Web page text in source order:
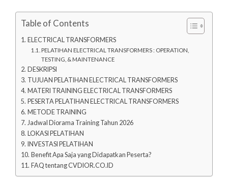
Table of Contents
ELECTRICAL TRANSFORMERS
PELATIHAN ELECTRICAL TRANSFORMERS : OPERATION,
TESTING, & MAINTENANCE
DESKRIPSI
TUJUAN PELATIHAN ELECTRICAL TRANSFORMERS
MATERI TRAINING ELECTRICAL TRANSFORMERS
PESERTA PELATIHAN ELECTRICAL TRANSFORMERS
METODE TRAINING
Jadwal Diorama Training Tahun 2026
LOKASI PELATIHAN
INVESTASI PELATIHAN
Benefit Apa Saja yang Didapatkan Peserta?
FAQ tentang CVDIOR.CO.ID